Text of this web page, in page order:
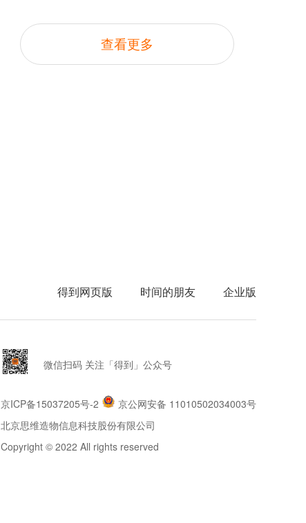
查看更多
得到网页版 时间的朋友 企业版
微信扫码 关注「得到」公众号
京ICP备15037205号-2
京公网安备 11010502034003号
北京思维造物信息科技股份有限公司
Copyright © 2022 All rights reserved